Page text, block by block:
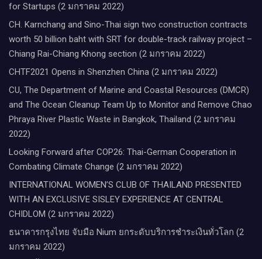
for Startups (2 มกราคม 2022)
CH. Karnchang and Sino-Thai sign two construction contracts
worth 50 billion baht with SRT for double-track railway project –
Chiang Rai-Chiang Khong section (2 มกราคม 2022)
CHTF2021 Opens in Shenzhen China (2 มกราคม 2022)
CU, The Department of Marine and Coastal Resources (DMCR)
and The Ocean Cleanup Team Up to Monitor and Remove Chao
Phraya River Plastic Waste in Bangkok, Thailand (2 มกราคม
2022)
Looking Forward after COP26: Thai-German Cooperation in
Combating Climate Change (2 มกราคม 2022)
INTERNATIONAL WOMEN’S CLUB OF THAILAND PRESENTED
WITH AN EXCLUSIVE SISLEY EXPERIENCE AT CENTRAL
CHIDLOM (2 มกราคม 2022)
ธนาคารกรุงไทย จับมือ Nium ยกระดับบริการชำระเงินทั่วโลก (2
มกราคม 2022)